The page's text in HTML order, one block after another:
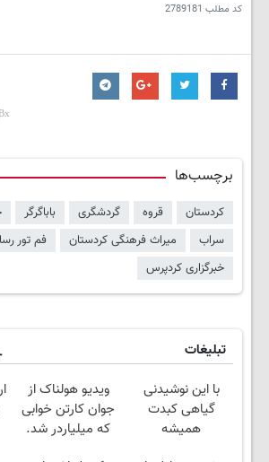
کد مطلب 2789181
برچسب‌ها
کردستان قروه گردشگری باباگرگر
سراب
میراث فرهنگی کردستان
فم تور
خبرگزاری کردپرس
تبلیغات
با این نوشیدنی
گیاهی کبدت
همیشه
ویدیو هولناک از
جوان کارتن خوابی
که میلیاردر شد.